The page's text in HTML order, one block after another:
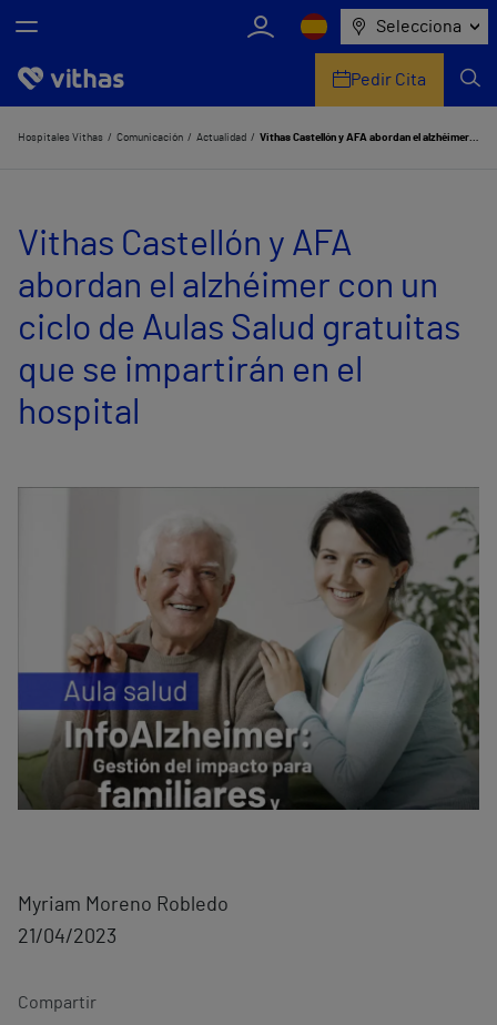
Selecciona
Nosotros
Servicios de salud
Equipo médico y asistencial
Comunicación
Pedir Cita
Hospitales Vithas Comunicación Actualidad Vithas Castellón y AFA abordan el alzhéimer con un ciclo de Aulas Salud gratuitas que se impartirán en el hospital
Vithas Castellón y AFA
abordan el alzhéimer con un
ciclo de Aulas Salud gratuitas
que se impartirán en el
hospital
Myriam Moreno Robledo
21/04/2023
Compartir